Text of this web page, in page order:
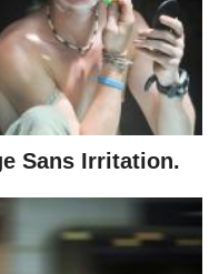
Sans Irritation.